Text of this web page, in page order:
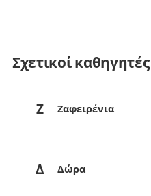
Σχετικοί
Ζ Ζαφειρένια
Δ Δώρα